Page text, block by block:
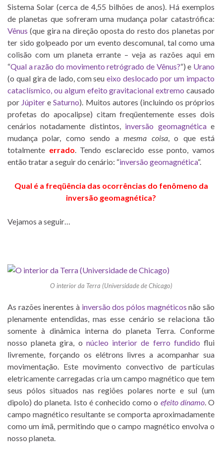
Sistema Solar (cerca de 4,55 bilhões de anos). Há exemplos
de planetas que sofreram uma mudança polar catastrófica:
Vênus (que gira na direção oposta do resto dos planetas por
ter sido golpeado por um evento descomunal, tal como uma
colisão com um planeta errante – veja as razões aqui em
“Qual a razão do movimento retrógrado de Vênus?“) e Urano
(o qual gira de lado, com seueixo deslocado por um impacto
cataclísmico, ou algum efeito gravitacional extremo causado
por Júpiter eSaturno). Muitos autores (incluindo os próprios
profetas do apocalipse) citam freqüentemente esses dois
cenários notadamente distintos, inversão geomagnéticae
mudança polar, como sendo amesma coisa, o que está
totalmente errado . Tendo esclarecido esse ponto, vamos
então tratar a seguir do cenário: “inversão geomagnética“.
Qual é a freqüência das ocorrências do fenômeno da
inversão geomagnética?
Vejamos a seguir…
O interior da Terra (Universidade de Chicago)
As razões inerentes à inversão dos pólos magnéticos não são
plenamente entendidas, mas esse cenário se relaciona tão
somente à dinâmica interna do planeta Terra. Conforme
nosso planeta gira, o núcleo interior de ferro fundido flui
livremente, forçando os elétrons livres a acompanhar sua
movimentação. Este movimento convectivo de partículas
eletricamente carregadas cria um campo magnético que tem
seus pólos situados nas regiões polares norte e sul (um
dipolo) do planeta. Isto é conhecido como o efeito dínamo. O
campo magnético resultante se comporta aproximadamente
como um ímã, permitindo que o campo magnético envolva o
nosso planeta.